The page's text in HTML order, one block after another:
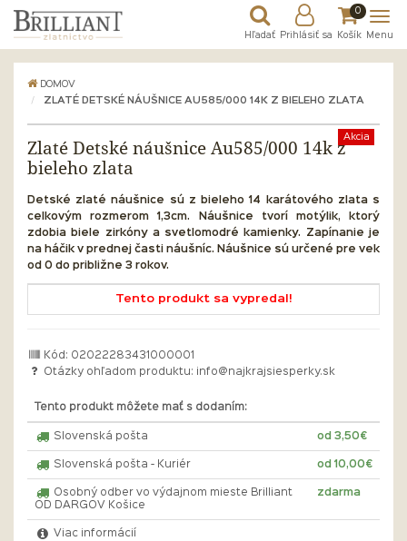
Hľadať Prihlásiť sa
0
Košík Menu
DOMOV
ZLATÉ DETSKÉ NÁUŠNICE AU585/000 14K Z BIELEHO ZLATA
Akcia
Zlaté Detské náušnice Au585/000 14k z
bieleho zlata
Detské zlaté náušnice sú z bieleho 14 karátového zlata s
celkovým rozmerom 1,3cm. Náušnice tvorí motýlik, ktorý
zdobia biele zirkóny a svetlomodré kamienky. Zapínanie je
na háčik v prednej časti náušníc. Náušnice sú určené pre vek
od 0 do približne 3 rokov.
Tento produkt sa vypredal!
Kód: 02022283431000001
Otázky ohľadom produktu:
info@najkrajsiesperky.sk
Tento produkt môžete mať s dodaním:
Slovenská pošta od 3,50€
Slovenská pošta - Kuriér od 10,00€
Osobný odber vo výdajnom mieste Brilliant
OD DARGOV Košice
zdarma
Viac informácií